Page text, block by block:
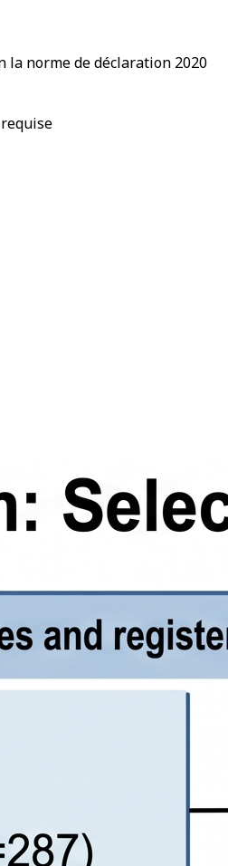
norme de déclaration 2020